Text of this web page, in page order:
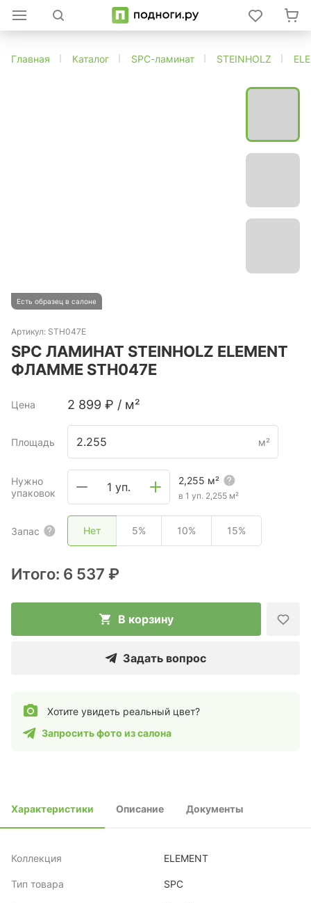
Главная Каталог SPC-ламинат STEINHOLZ
Есть образец в салоне
Артикул: STH047E
SPC ЛАМИНАТ STEINHOLZ ELEMENT
ФЛАММЕ STH047E
Цена 2 899 ₽ / м²
Площадь м²
Нужно
упаковок
1 уп. 2,255 м²
в 1 уп. 2,255 м²
Запас Нет 5% 10% 15%
Итого: 6 537 ₽
В корзину
Задать вопрос
Хотите увидеть реальный цвет?
Запросить фото из салона
Характеристики Описание Документы
Коллекция ELEMENT
Тип товара SPC